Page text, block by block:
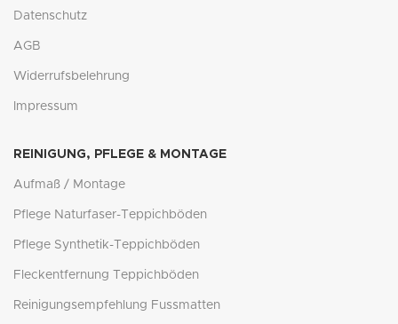
Datenschutz
AGB
Widerrufsbelehrung
Impressum
REINIGUNG, PFLEGE & MONTAGE
Aufmaß / Montage
Pflege Naturfaser-Teppichböden
Pflege Synthetik-Teppichböden
Fleckentfernung Teppichböden
Reinigungsempfehlung Fussmatten